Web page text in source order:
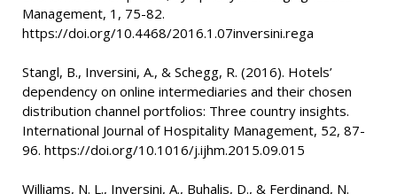
Management, 1, 75-82.
https://doi.org/10.4468/2016.1.07inversini.rega
Stangl, B., Inversini, A., & Schegg, R. (2016). Hotels’
dependency on online intermediaries and their chosen
distribution channel portfolios: Three country insights.
International Journal of Hospitality Management, 52, 87-
96. https://doi.org/10.1016/j.ijhm.2015.09.015
Williams, N. L., Inversini, A., Buhalis, D., & Ferdinand, N.